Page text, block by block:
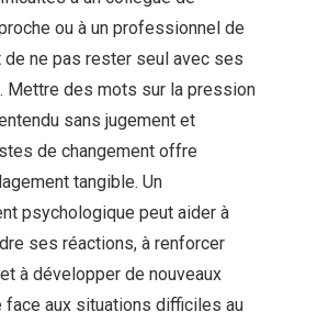
ou à un professionnel de
de ne pas rester seul avec ses
Mettre des mots sur la pression
sans jugement et
de changement offre
tangible. Un
psychologique peut aider à
ses réactions, à renforcer
à développer de nouveaux
face aux situations difficiles au